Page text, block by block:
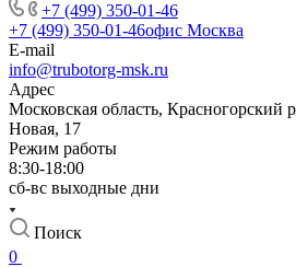
+7 (499) 350-01-46
+7 (499) 350-01-46офис Москва
E-mail
info@trubotorg-msk.ru
Адрес
Московская область, Красногорский
Новая, 17
Режим работы
8:30-18:00
сб-вс выходные дни
Поиск
0